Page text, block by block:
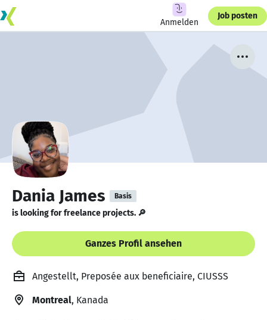
Anmelden
Job posten
Dania James Basis
is looking for freelance projects. 🔎
Ganzes Profil ansehen
Angestellt, Preposée aux beneficiaire, CIUSSS
Montreal, Kanada